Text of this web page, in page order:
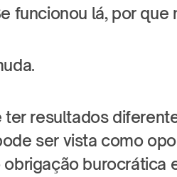
funcionou lá, por que
ter resultados
ser vista como
burocrática